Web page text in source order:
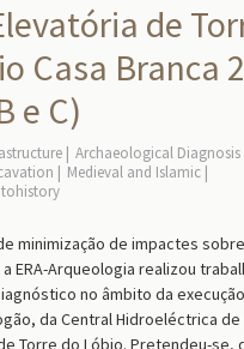
de
Casa Branca 2
e C)
Archaeological Diagnosis
Medieval and Islamic
minimização de impactes
ERA-Arqueologia realizou
no âmbito da
da Central Hidroeléctrica de
Torre do Lóbio. Pretendeu-se,